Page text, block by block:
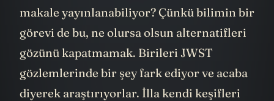
makale yayınlanabiliyor? Çünkü bilimin bir
görevi de bu, ne olursa olsun alternatifleri
gözünü kapatmamak. Birileri JWST
gözlemlerinde bir şey fark ediyor ve acaba
diyerek araştırıyorlar. İlla kendi keşifleri